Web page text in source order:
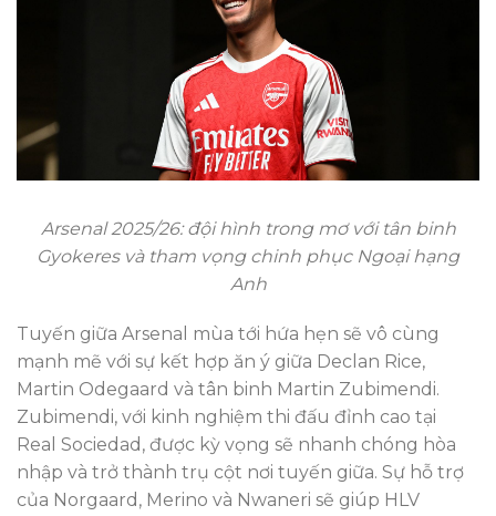
Arsenal 2025/26: đội hình trong mơ với tân binh
Gyokeres và tham vọng chinh phục Ngoại hạng
Anh
Tuyến giữa Arsenal mùa tới hứa hẹn sẽ vô cùng
mạnh mẽ với sự kết hợp ăn ý giữa Declan Rice,
Martin Odegaard và tân binh Martin Zubimendi.
Zubimendi, với kinh nghiệm thi đấu đỉnh cao tại
Real Sociedad, được kỳ vọng sẽ nhanh chóng hòa
nhập và trở thành trụ cột nơi tuyến giữa. Sự hỗ trợ
của Norgaard, Merino và Nwaneri sẽ giúp HLV